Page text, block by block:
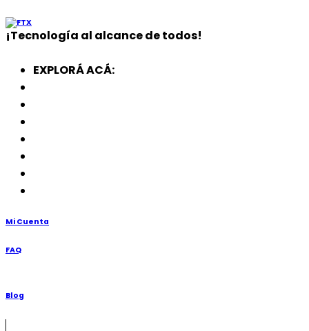
¡Tecnología al alcance de todos!
EXPLORÁ ACÁ:
Mi Cuenta
FAQ
Blog